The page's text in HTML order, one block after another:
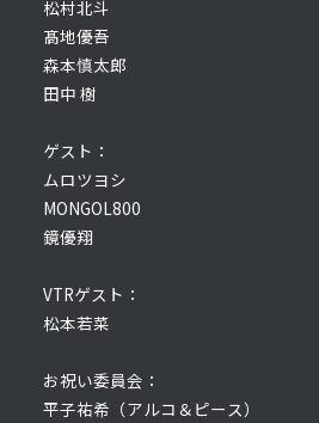
松村北斗
髙地優吾
森本慎太郎
田中 樹
ゲスト：
ムロツヨシ
MONGOL800
鏡優翔
VTRゲスト：
松本若菜
お祝い委員会：
平子祐希（アルコ＆ピース）